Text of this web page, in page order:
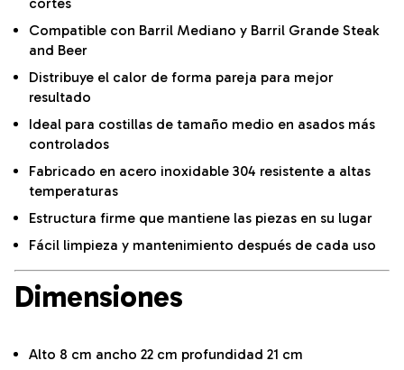
Compatible con Barril Mediano y Barril Grande Steak
and Beer
Distribuye el calor de forma pareja para mejor
resultado
Ideal para costillas de tamaño medio en asados más
controlados
Fabricado en acero inoxidable 304 resistente a altas
temperaturas
Estructura firme que mantiene las piezas en su lugar
Fácil limpieza y mantenimiento después de cada uso
Dimensiones
Alto 8 cm ancho 22 cm profundidad 21 cm